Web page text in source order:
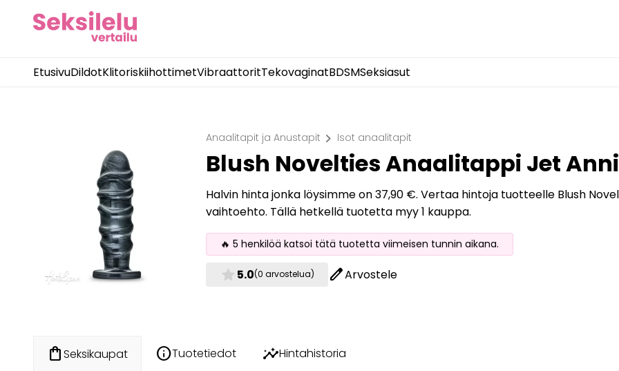
EtusivuDildotKlitoriskiihottimetVibraattoritTekovaginatBDSMSeksiasut
Anaalitapit ja Anustapit chevron_right Isot anaalitapit
Blush Novelties Anaalitappi Jet
Halvin hinta jonka löysimme on 37,90 €. Vertaa hintoja tuotteelle Blush
vaihtoehto. Tällä hetkellä tuotetta myy 1 kauppa.
🔥 5 henkilöä katsoi tätä tuotetta viimeisen tunnin aikana.
star 5.0(0 arvostelua) editArvostele
shopping_bagSeksikaupat infoTuotetiedot insightsHintahistoria